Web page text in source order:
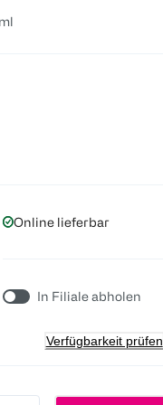
Online lieferbar
In Filiale abholen
Verfügbarkeit prüfen